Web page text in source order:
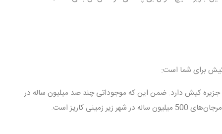
کیش برای شما است:
جزیره کیش با نام‌های کامتینا، اراکیا، راکاتا و قیس معروف بوده است. گمانه زنی‌های تاریخی خبر از قدمت بیش از 1000 سال جزیره کیش دارد. ضمن این که موجوداتی چند صد میلیون ساله در
کاریز است.